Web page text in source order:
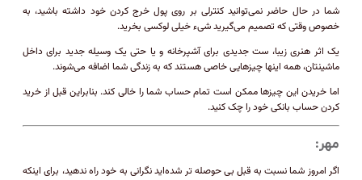
شما در حال حاضر نمی‌توانید کنترلی بر روی پول خرج کردن خود داشته باشید، به
خصوص وقتی که تصمیم می‌گیرید شیء خیلی لوکسی بخرید.
یک اثر هنری زیبا، ست جدیدی برای آشپرخانه و یا حتی یک وسیله جدید برای داخل
ماشینتان، همه اینها چیزهایی خاصی هستند که به زندگی شما اضافه می‌شوند.
اما خریدن این چیزها ممکن است تمام حساب شما را خالی کند. بنابراین قبل از خرید
کردن حساب بانکی خود را چک کنید.
مهر:
اگر امروز شما نسبت به قبل بی حوصله تر شده‌اید نگرانی به خود راه ندهید، برای اینکه